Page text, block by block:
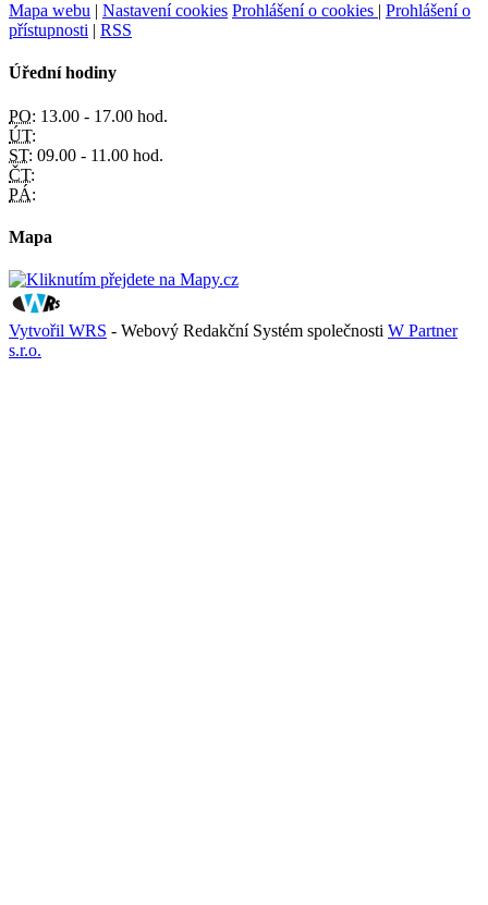
Mapa webu | Nastavení cookies Prohlášení o cookies | Prohlášení o
přístupnosti | RSS
Úřední hodiny
PO: 13.00 - 17.00 hod.
ÚT:
ST: 09.00 - 11.00 hod.
ČT:
PÁ:
Mapa
Vytvořil WRS - Webový Redakční Systém společnosti W Partner
s.r.o.